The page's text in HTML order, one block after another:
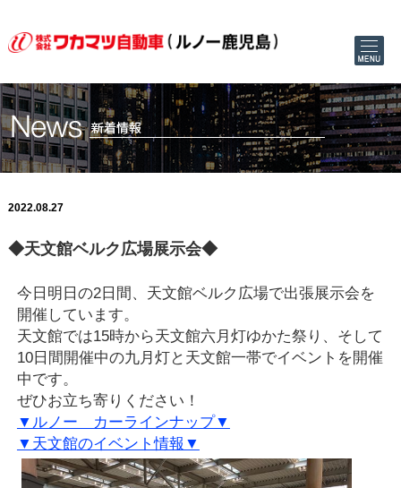
2022.08.27
◆天文館ベルク広場展示会◆
今日明日の2日間、天文館ベルク広場で出張展示会を
開催しています。
天文館では15時から天文館六月灯ゆかた祭り、そして
10日間開催中の九月灯と天文館一帯でイベントを開催
中です。
ぜひお立ち寄りください！
▼ルノー カーラインナップ▼
▼天文館のイベント情報▼